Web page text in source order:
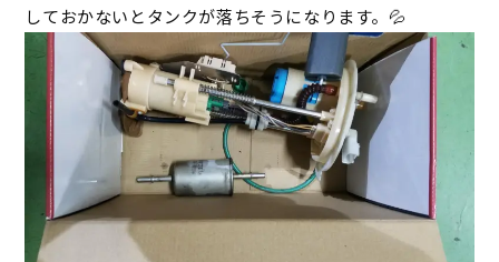
しておかないとタンクが落ちそうになります。💦